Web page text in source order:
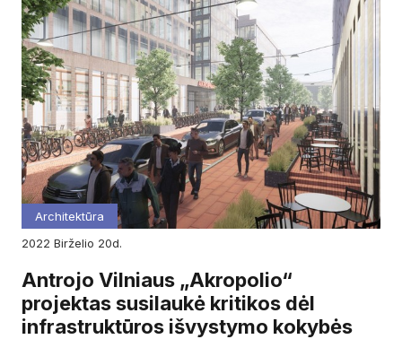
Architektūra
2022
birželio 20d.
Antrojo Vilniaus „Akropolio“
projektas susilaukė kritikos dėl
infrastruktūros išvystymo kokybės